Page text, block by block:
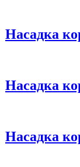
Насадка
Насадка
Насадка